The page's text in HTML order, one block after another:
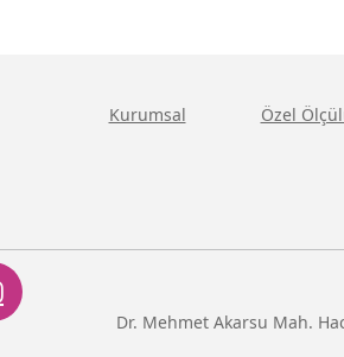
Kurumsal Özel
Dr. Mehmet Akarsu Mah.